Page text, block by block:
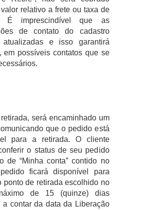
relativo a frete ou taxa de
É imprescindível que as
de contato do cadastro
atualizadas e isso garantirá
em possíveis contatos que se
será encaminhado um
que o pedido está
para a retirada. O cliente
o status de seu pedido
de “Minha conta” contido no
ficará disponível para
ponto de retirada escolhido no
de 15 (quinze) dias
a contar da data da Liberação